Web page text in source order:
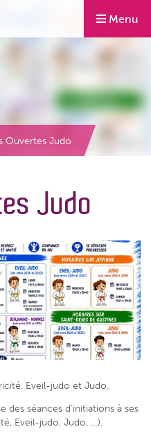
Menu
Ouvertes Judo
Judo
Eveil-judo et Judo.
des séances d’initiations à ses
Eveil-judo, Judo, …).